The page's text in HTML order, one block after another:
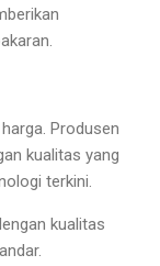
Produsen
kualitas yang
terkini.
kualitas